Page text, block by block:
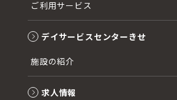
ご利用サービス
デイサービスセンターきせ
施設の紹介
求人情報